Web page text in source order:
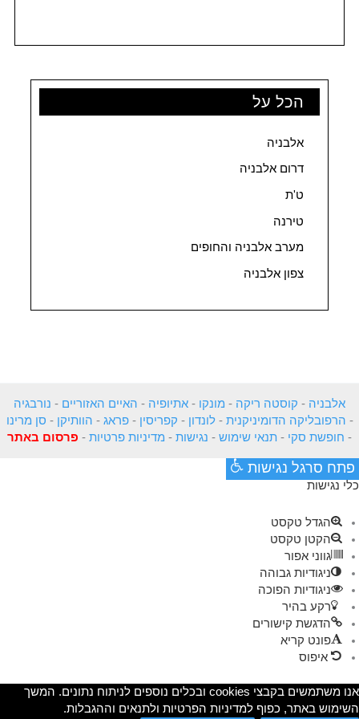
הכל על
אלבניה
דרום אלבניה
ט'ת
טירנה
מערב אלבניה והחופים
צפון אלבניה
אלבניה - קוסטה ריקה - מונקו - אתיופיה - האיים האזוריים - נורבגיה
- הרפובליקה הדומיניקנית -לונדון - קפריסין -פראג - הוותיקן - סן מרינו
- חופשת סקי - תנאי שימוש - נגישות - מדיניות פרטיות - פרסום באתר
פתח סרגל נגישות
כלי נגישות
הגדל טקסט
הקטן טקסט
גווני אפור
ניגודיות גבוהה
ניגודיות הפוכה
רקע בהיר
הדגשת קישורים
פונט קריא
איפוס
אנו משתמשים בקבצי cookies ובכלים נוספים לניתוח נתונים. המשך
השימוש באתר, כפוף למדיניות הפרטיות ולתנאים וההגבלות.